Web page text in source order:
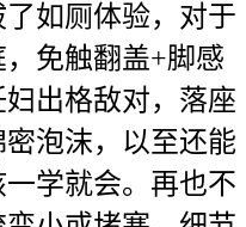
如厕体验，对于
免触翻盖+脚感
出格敌对，落座
泡沫，以至还能
学就会。再也不